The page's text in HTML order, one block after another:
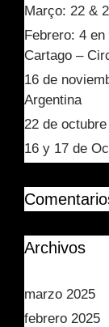
Março: 22 &
Febrero: 4
Cartago –
16 de
Argentina
22 de
16 y 17 de
Archivos
marzo 2025
febrero 2025